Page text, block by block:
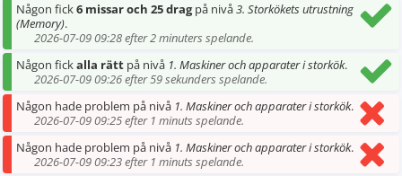
Någon fick6 missar och 25 dragpå nivå3. Storkökets utrustning
(Memory).
2026-07-09 09:28 efter 2 minuters spelande.
Någon fickalla rätt på nivå 1. Maskiner och apparater i storkök.
2026-07-09 09:26 efter 59 sekunders spelande.
Någon hade problem på nivå 1. Maskiner och apparater i storkök.
2026-07-09 09:25 efter 1 minuts spelande.
Någon hade problem på nivå 1. Maskiner och apparater i storkök.
2026-07-09 09:23 efter 1 minuts spelande.